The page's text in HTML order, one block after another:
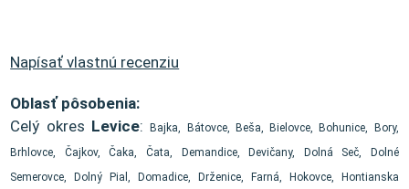
Napísať vlastnú recenziu
Oblasť pôsobenia:
Celý okres Levice:Bajka, Bátovce, Beša, Bielovce, Bohunice, Bory,
Brhlovce, Čajkov, Čaka, Čata, Demandice, Devičany, Dolná Seč, Dolné
Semerovce, Dolný Pial, Domadice, Drženice, Farná, Hokovce, Hontianska